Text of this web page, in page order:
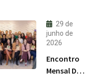
29 de
junho de
2026
Encontro
Mensal Do